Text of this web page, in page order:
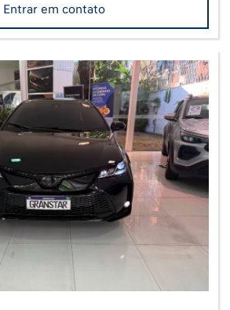
Entrar em contato